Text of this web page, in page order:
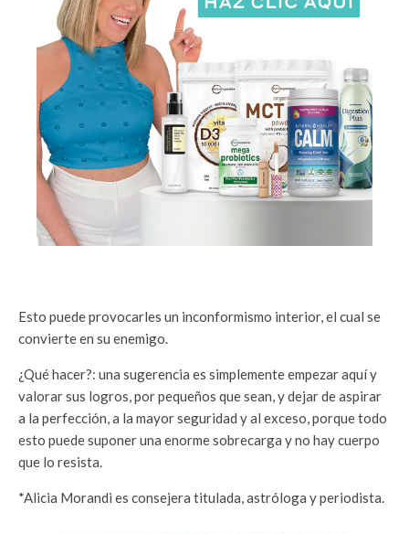
Esto puede provocarles un inconformismo interior, el cual se
convierte en su enemigo.
¿Qué hacer?: una sugerencia es simplemente empezar aquí y
valorar sus logros, por pequeños que sean, y dejar de aspirar
a la perfección, a la mayor seguridad y al exceso, porque todo
esto puede suponer una enorme sobrecarga y no hay cuerpo
que lo resista.
*Alicia Morandi es consejera titulada, astróloga y periodista.